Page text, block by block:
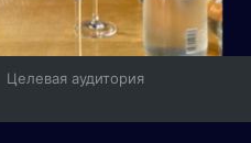
Целевая аудитория